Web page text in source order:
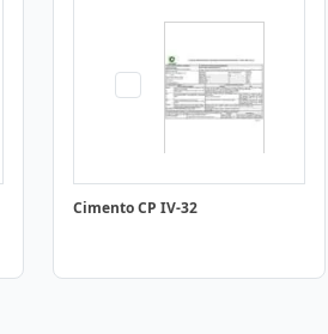
Cimento CP IV-32